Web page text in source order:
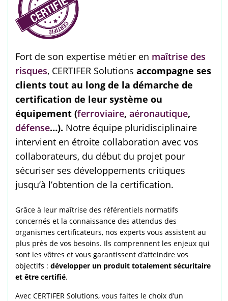
Fort de son expertise métier en maîtrise des
risques, CERTIFER Solutions accompagne ses
clients tout au long de la démarche de
certification de leur système ou
équipement (ferroviaire, aéronautique,
défense…). Notre équipe pluridisciplinaire
intervient en étroite collaboration avec vos
collaborateurs, du début du projet pour
sécuriser ses développements critiques
jusqu’à l’obtention de la certification.
Grâce à leur maîtrise des référentiels normatifs
concernés et la connaissance des attendus des
organismes certificateurs, nos experts vous assistent au
plus près de vos besoins. Ils comprennent les enjeux qui
sont les vôtres et vous garantissent d’atteindre vos
objectifs : développer un produit totalement sécuritaire
et être certifié.
Avec CERTIFER Solutions, vous faites le choix d’un